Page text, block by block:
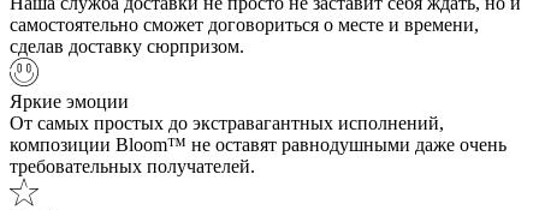
самостоятельно сможет договориться о месте и времени,
сделав доставку сюрпризом.
Яркие эмоции
От самых простых до экстравагантных исполнений,
композиции Bloom™ не оставят равнодушными даже очень
требовательных получателей.